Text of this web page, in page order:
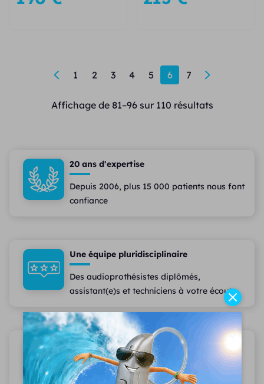
← 1 2 3 4 5 6 7 →
Affichage de 81–96 sur 110 résultats
20 ans d'expertise
Depuis 2006, plus 15 000 patients nous font
confiance
Une équipe pluridisciplinaire
Des audioprothésistes diplômés,
assistant(e)s et techniciens à votre écoute
Le plus large choix d'appareils auditifs
12 marques partenaires